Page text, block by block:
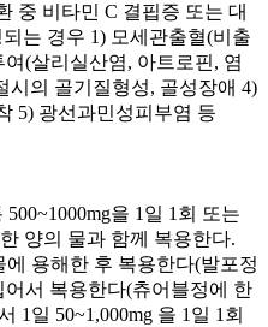
중 비타민 C 결핍증 또는 대
는 경우 1) 모세관출혈(비출
(살리실산염, 아트로핀, 염
시의 골기질형성, 골성장애 4)
5) 광선과민성피부염 등
을 1일 1회 또는
양의 물과 함께 복용한다.
용해한 후 복용한다(발포정
서 복용한다(츄어블정에 한
1일 50~1,000mg 을 1일 1회